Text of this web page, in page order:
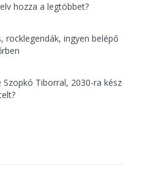
hozza a legtöbbet?
ingyen belépő
Tiborral, 2030-ra kész